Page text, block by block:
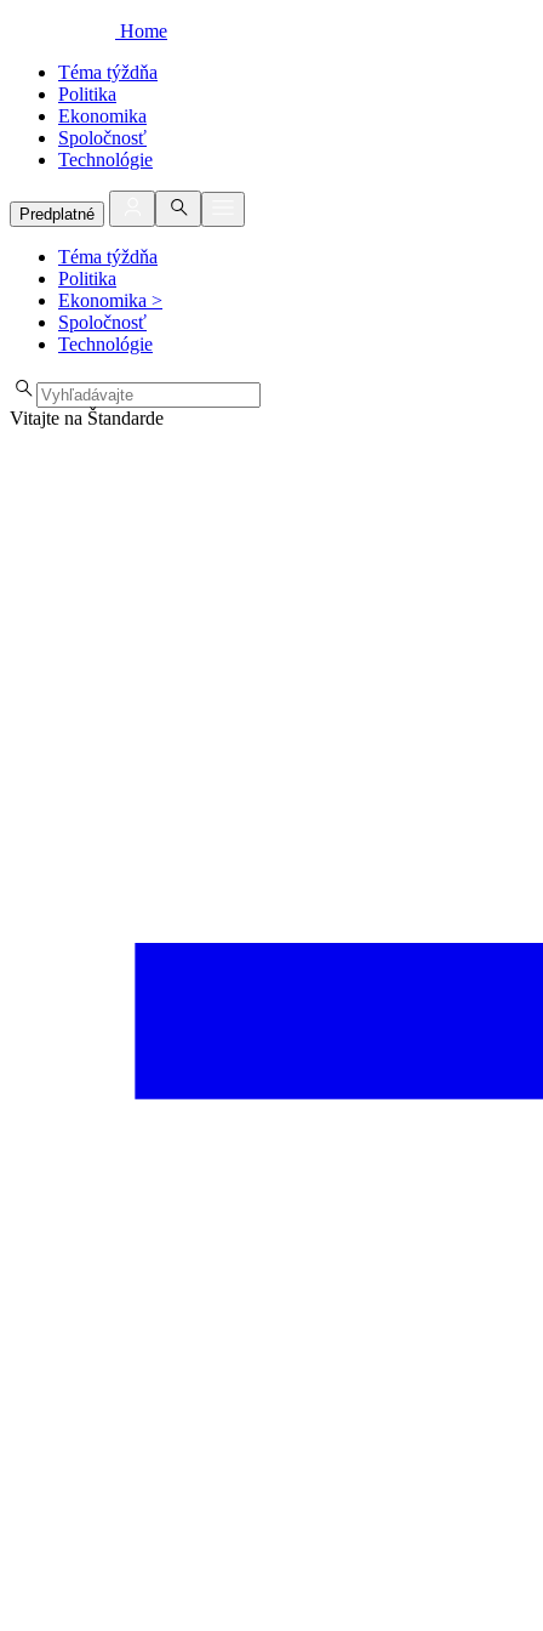
Home
Téma týždňa
Politika
Ekonomika
Spoločnosť
Technológie
Predplatné
Téma týždňa
Politika
Ekonomika >
Spoločnosť
Technológie
Vitajte na Štandarde